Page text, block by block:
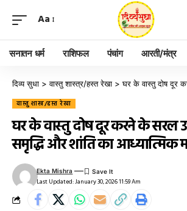
Aa
सनातन धर्म राशिफल पंचांग आरती/मंत्र
दिव्य सुधा >वास्तु शास्त्र/हस्त रेखा >घर के वास्तु दोष दूर करने के सरल
वास्तु शास्त्र/हस्त रेखा
घर के वास्तु दोष दूर करने के सरल
समृद्धि और शांति का आध्यात्मिक
Last Updated: January 30, 2026 11:59 Am
Ekta Mishra